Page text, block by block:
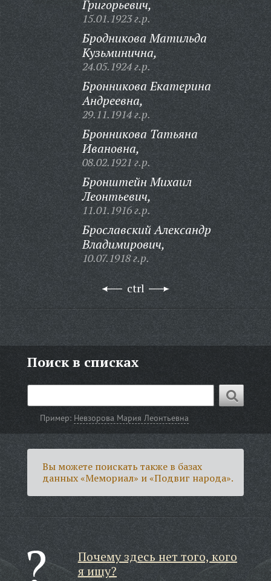
Григорьевич,
15.01.1923 г.р.
Бродникова Матильда
Кузьминична,
24.05.1924 г.р.
Бронникова Екатерина
Андреевна,
29.11.1914 г.р.
Бронникова Татьяна
Ивановна,
08.02.1921 г.р.
Бронштейн Михаил
Леонтьевич,
11.01.1916 г.р.
Брославский Александр
Владимирович,
10.07.1918 г.р.
ctrl
Поиск в списках
Пример: Невзорова Мария Леонтьевна
Вы можете поискать также в базах
данных «Мемориал» и «Подвиг народа».
Почему здесь нет того, кого
я ищу?